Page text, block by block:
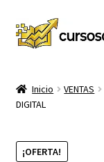
Ir
a
Ir
al
TIENDA
CURSOS
Inicio VENTAS
DIGITAL
¡OFERTA!